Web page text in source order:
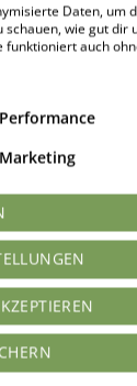
Wir
Hier
Daten, um
wie gut dir
funktioniert auch
Performance
Marketing